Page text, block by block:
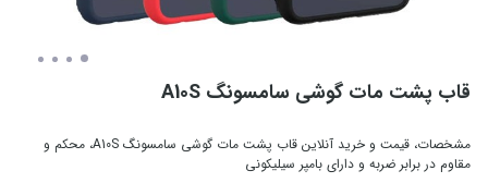
قاب پشت مات گوشی سامسونگ A10S
مشخصات، قیمت و خرید آنلاین قاب پشت مات گوشی سامسونگ A10S، محکم و
مقاوم در برابر ضربه و دارای بامپر سیلیکونی